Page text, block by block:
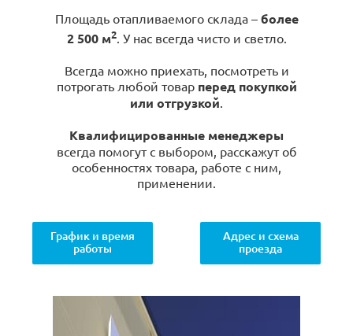
Площадь отапливаемого склада – более
2 500 м2. У нас всегда чисто и светло.
Всегда можно приехать, посмотреть и
потрогать любой товар перед покупкой
или отгрузкой.
Квалифицированные менеджеры
всегда помогут с выбором, расскажут об
особенностях товара, работе с ним,
применении.
График и время
работы
Адрес и схема
проезда